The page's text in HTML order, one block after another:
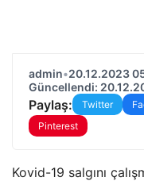
admin•20.12.2023
Güncellendi:
Paylaş: Twitter
Pinterest
Kovid-19 salgını